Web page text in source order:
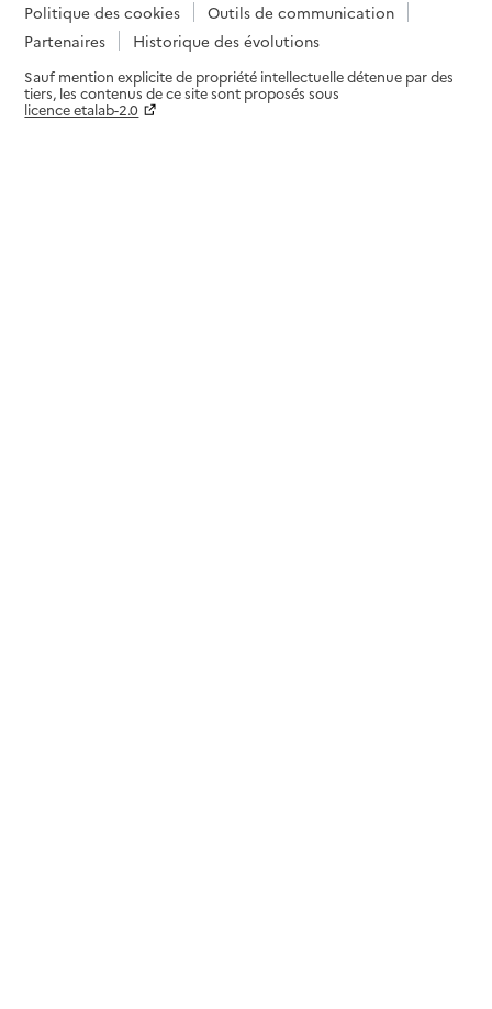
Politique des cookies
Outils de communication
Partenaires
Historique des évolutions
Sauf mention explicite de propriété intellectuelle détenue par des
tiers, les contenus de ce site sont proposés sous
licence etalab-2.0